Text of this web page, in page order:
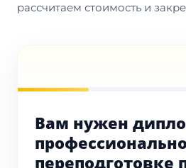
рассчитаем стоимость и
Вам нужен
переподготовке